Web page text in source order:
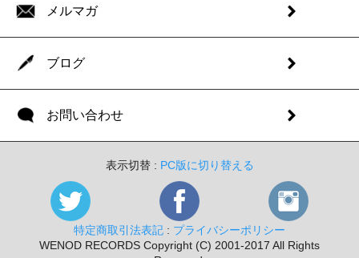
メルマガ
ブログ
お問い合わせ
表示切替 : PC版に切り替える
特定商取引法表記 : プライバシーポリシー
WENOD RECORDS Copyright (C) 2001-2017 All Rights